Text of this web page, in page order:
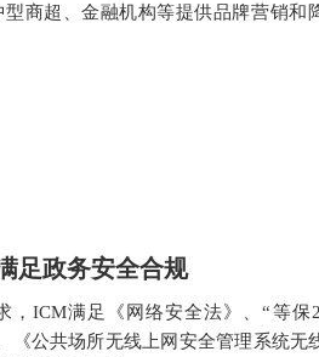
商超、金融机构等提供品牌营销和
足政务安全合规
，ICM满足《网络安全法》、“等保
《公共场所无线上网安全管理系统无